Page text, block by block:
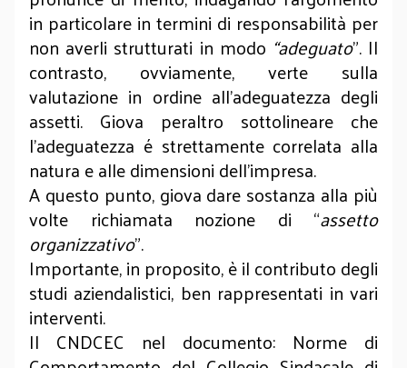
in particolare in termini di responsabilità per
non averli strutturati in modo “adeguato”. Il
contrasto, ovviamente, verte sulla
valutazione in ordine all’adeguatezza degli
assetti. Giova peraltro sottolineare che
l’adeguatezza é strettamente correlata alla
natura e alle dimensioni dell’impresa.
A questo punto, giova dare sostanza alla più
volte richiamata nozione di “assetto
organizzativo”.
Importante, in proposito, è il contributo degli
studi aziendalistici, ben rappresentati in vari
interventi.
Il CNDCEC nel documento: Norme di